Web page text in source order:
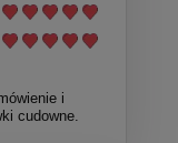
i
cudowne.